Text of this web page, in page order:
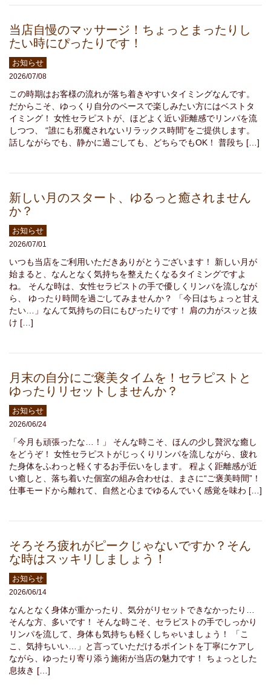
当店自慢のマッサージ！ちょっとまったりし
たい時にぴったりです！
お知らせ
2026/07/08
この時期はお客様の流れが落ち着きやすいタイミングなんです。
だからこそ、ゆっくり自分のペースで楽しみたい方にはベストタ
イミング！ 女性セラピストが、ほどよく近い距離感でリンパを流
しつつ、 “誰にも邪魔されないリラックス時間”をご提供します。
話しながらでも、静かに過ごしても、どちらでもOK！ 普段ち […]
新しい月のスタート、ゆるっと癒されません
か？
お知らせ
2026/07/01
いつも当店をご利用いただきありがとうございます！ 新しい月が
始まると、なんとなく気持ちを整えたくなるタイミングですよ
ね。 そんな時は、女性セラピストの手で優しくリンパを流しなが
ら、 ゆったり時間を過ごしてみませんか？ 「今日はちょっと甘え
たい…」なんて気持ちの日にもぴったりです！ 肩の力がスッと抜
け […]
月末の自分にご褒美タイムを！セラピストと
ゆったりリセットしませんか？
お知らせ
2026/06/24
「今月も頑張ったな…！」 そんな時こそ、ほんの少し贅沢な癒し
をどうぞ！ 女性セラピストがじっくりリンパを流しながら、疲れ
た身体をふわっと軽くするお手伝いをします。 程よく距離感が近
い癒しと、落ち着いた個室の組み合わせは、まさに“ご褒美時間”！
仕事モードから離れて、自然と心までゆるんでいく感覚を味わ […]
そろそろ疲れがピークじゃないですか？そん
な時はスッキリしましょう！
お知らせ
2026/06/14
なんとなく身体が重かったり、気分がリセットできなかったり…
そんな方、多いです！ そんな時こそ、セラピストの手でしっかり
リンパを流して、身体も気持ちも軽くしちゃいましょう！ 「こ
こ、気持ちいい…」と言っていただけるポイントを丁寧にケアし
ながら、ゆったり寄り添う施術が当店の魅力です！ ちょっとした
息抜き […]